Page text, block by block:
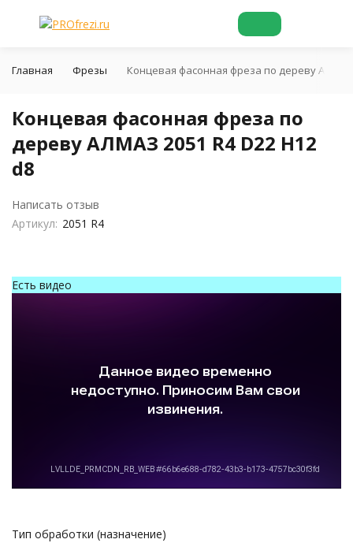
Главная Фрезы Концевая фасонная фреза по дереву АЛМАЗ
Концевая фасонная фреза по
дереву АЛМАЗ 2051 R4 D22 H12
d8
Написать отзыв
Артикул: 2051 R4
Есть видео
Тип обработки (назначение)